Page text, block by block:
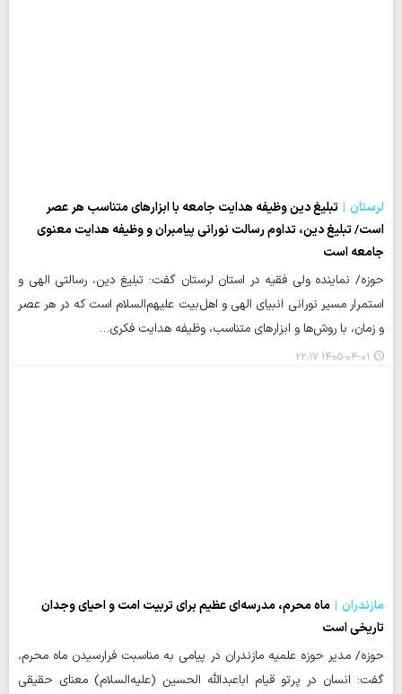
لرستان
تبلیغ دین وظیفه هدایت جامعه با ابزارهای متناسب هر عصر
است/ تبلیغ دین، تداوم رسالت نورانی پیامبران و وظیفه هدایت معنوی
جامعه است
حوزه/ نماینده ولی فقیه در استان لرستان گفت: تبلیغ دین، رسالتی الهی و
استمرار مسیر نورانی انبیای الهی و اهل‌بیت علیهم‌السلام است که در هر عصر
و زمان، با روش‌ها و ابزارهای متناسب، وظیفه هدایت فکری…
۱۴۰۵-۰۴-۰۱ ۲۲:۱۷
مازندران
ماه محرم، مدرسه‌ای عظیم برای تربیت امت و احیای وجدان
تاریخی است
حوزه/ مدیر حوزه علمیه مازندران در پیامی به مناسبت فرارسیدن ماه محرم،
گفت: انسان در پرتو قیام اباعبدالله الحسین (علیه‌السلام) معنای حقیقی